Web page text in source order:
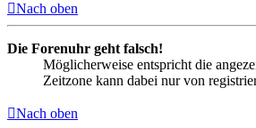
Nach oben
Die Forenuhr geht falsch!
Möglicherweise entspricht die
Zeitzone kann dabei nur von
Nach oben